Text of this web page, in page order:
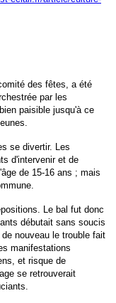
des fêtes, a été
par les
paisible jusqu'à ce
se divertir. Les
d'intervenir et de
de 15-16 ans ; mais
Le bal fut donc
débutait sans soucis
nouveau le trouble fait
manifestations
et risque de
se retrouverait